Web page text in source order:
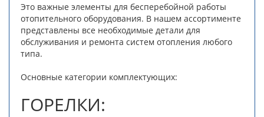
Это важные элементы для бесперебойной работы
отопительного оборудования. В нашем ассортименте
представлены все необходимые детали для
обслуживания и ремонта систем отопления любого
типа.
Основные категории комплектующих:
ГОРЕЛКИ: